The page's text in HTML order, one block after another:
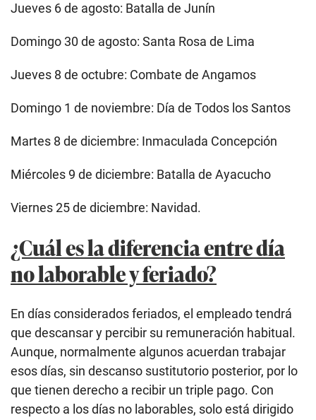
Jueves 6 de agosto: Batalla de Junín
Domingo 30 de agosto: Santa Rosa de Lima
Jueves 8 de octubre: Combate de Angamos
Domingo 1 de noviembre: Día de Todos los Santos
Martes 8 de diciembre: Inmaculada Concepción
Miércoles 9 de diciembre: Batalla de Ayacucho
Viernes 25 de diciembre: Navidad.
¿Cuál es la diferencia entre día
no laborable y feriado?
En días considerados feriados, el empleado tendrá
que descansar y percibir su remuneración habitual.
Aunque, normalmente algunos acuerdan trabajar
esos días, sin descanso sustitutorio posterior, por lo
que tienen derecho a recibir un triple pago. Con
respecto a los días no laborables, solo está dirigido